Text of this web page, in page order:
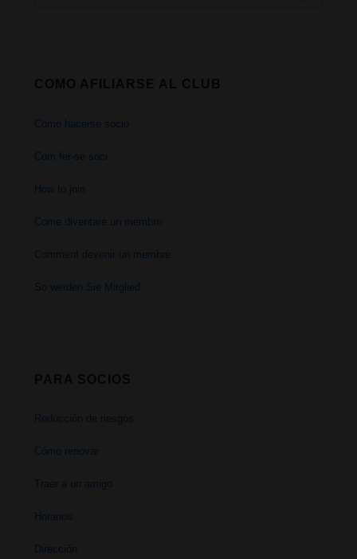
Cómo hacerse socio
Com fer-se soci
How to join
Come diventare un membro
Comment devenir un membre
So werden Sie Mitglied
Reducción de riesgos
Cómo renovar
Traer a un amigo
Horarios
Dirección